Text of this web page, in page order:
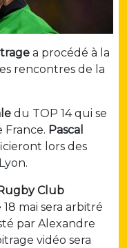
a procédé à la
rencontres de la
du TOP 14 qui se
France. Pascal
lors des
Club
mai sera arbitré
par Alexandre
vidéo sera